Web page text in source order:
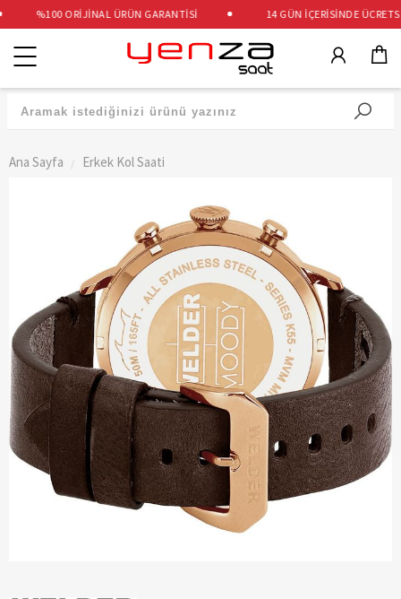
%100 ORİJİNAL ÜRÜN GARANTİSİ 14 GÜN İÇERİSİNDE
Kategoriler
Ana Sayfa Erkek Kol Saati